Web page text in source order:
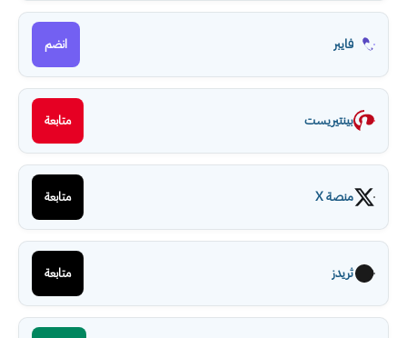
فايبر انضم
بينتيريست متابعة
منصة X متابعة
ثريدز متابعة